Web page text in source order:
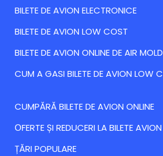
BILETE DE AVION ELECTRONICE
BILETE DE AVION LOW COST
BILETE DE AVION ONLINE DE AIR
CUM A GASI BILETE DE AVION LOW
CUMPĂRĂ BILETE DE AVION ONLINE
ОFERTE ȘI REDUCERI LA BILETE AVION
ȚĂRI POPULARE